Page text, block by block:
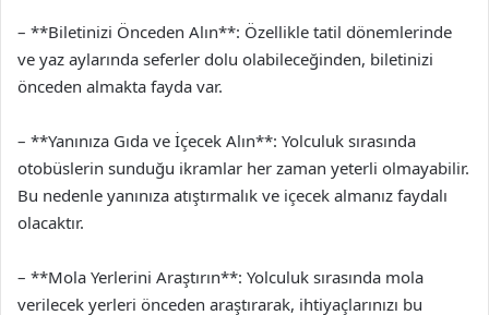
– **Biletinizi Önceden Alın**: Özellikle tatil dönemlerinde
ve yaz aylarında seferler dolu olabileceğinden, biletinizi
önceden almakta fayda var.
– **Yanınıza Gıda ve İçecek Alın**: Yolculuk sırasında
otobüslerin sunduğu ikramlar her zaman yeterli olmayabilir.
Bu nedenle yanınıza atıştırmalık ve içecek almanız faydalı
olacaktır.
– **Mola Yerlerini Araştırın**: Yolculuk sırasında mola
verilecek yerleri önceden araştırarak, ihtiyaçlarınızı bu